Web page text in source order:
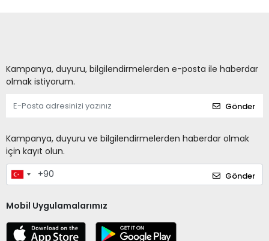
Kampanya, duyuru, bilgilendirmelerden e-posta ile haberdar
olmak istiyorum.
Gönder
Kampanya, duyuru ve bilgilendirmelerden haberdar olmak
için kayıt olun.
Gönder
Mobil Uygulamalarımız